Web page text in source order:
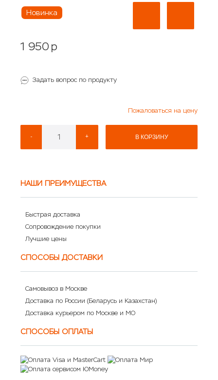
Новинка
1 950 p
Задать вопрос по продукту
Пожаловаться на цену
- + В КОРЗИНУ
НАШИ ПРЕИМУЩЕСТВА
Быстрая доставка
Сопровождение покупки
Лучшие цены
СПОСОБЫ ДОСТАВКИ
Самовывоз в Москве
Доставка по России (Беларусь и Казахстан)
Доставка курьером по Москве и МО
СПОСОБЫ ОПЛАТЫ